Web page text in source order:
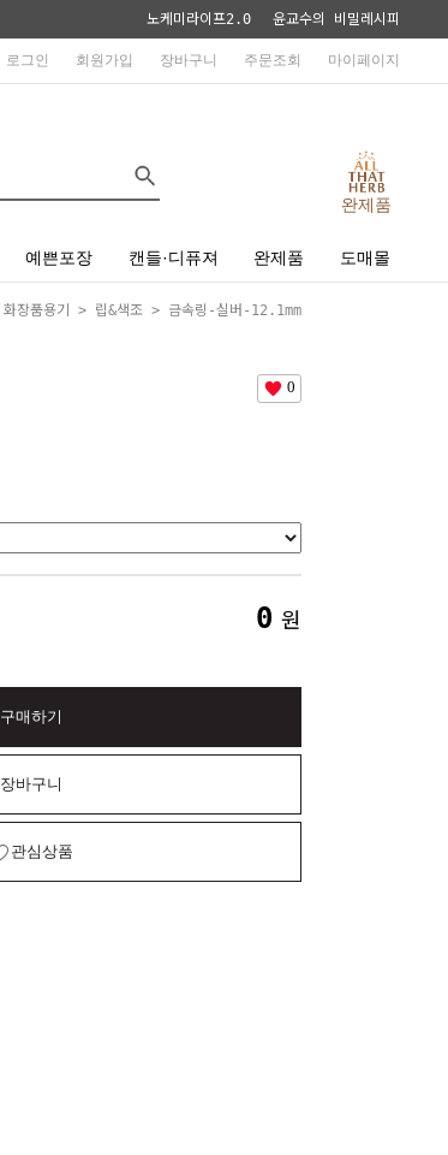
노케미라이프2.0 윤교수의 비밀레시피
로그인 회원가입 장바구니 주문조회 마이페이지
완제품
예쁜포장 캔들·디퓨져 완제품 도매몰
화장품용기 > 립&색조 > 금속링-실버-12.1mm
0
0 원
구매하기
장바구니
관심상품